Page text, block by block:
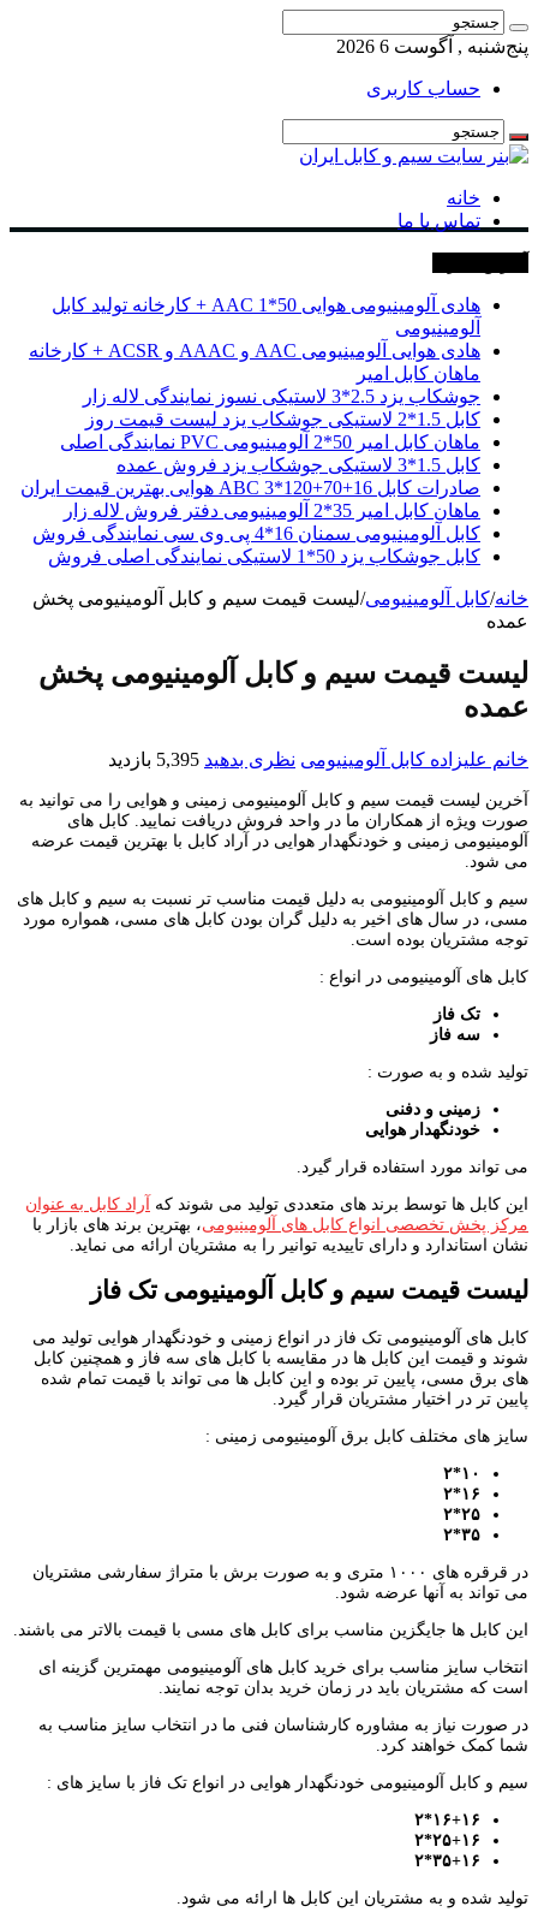
پنج‌شنبه , آگوست 6 2026
حساب کاربری
خانه
تماس با ما
هادی آلومینیومی هوایی 50*1 AAC + کارخانه تولید کابل
آلومینیومی
هادی هوایی آلومینیومی AAC و AAAC و ACSR + کارخانه
ماهان کابل امیر
جوشکاب یزد 2.5*3 لاستیکی نسوز نمایندگی لاله زار
کابل 1.5*2 لاستیکی جوشکاب یزد لیست قیمت روز
ماهان کابل امیر 50*2 آلومینیومی PVC نمایندگی اصلی
کابل 1.5*3 لاستیکی جوشکاب یزد فروش عمده
صادرات کابل 16+70+120*3 ABC هوایی بهترین قیمت ایران
ماهان کابل امیر 35*2 آلومینیومی دفتر فروش لاله زار
کابل آلومینیومی سمنان 16*4 پی وی سی نمایندگی فروش
کابل جوشکاب یزد 50*1 لاستیکی نمایندگی اصلی فروش
خانه/کابل آلومینیومی/لیست قیمت سیم و کابل آلومینیومی پخش
عمده
لیست قیمت سیم و کابل آلومینیومی پخش
عمده
خانم علیزاده کابل آلومینیومی نظری بدهید 5,395 بازدید
آخرین لیست قیمت سیم و کابل آلومینیومی زمینی و هوایی را می توانید به
صورت ویژه از همکاران ما در واحد فروش دریافت نمایید. کابل های
آلومینیومی زمینی و خودنگهدار هوایی در آراد کابل با بهترین قیمت عرضه
می شود.
سیم و کابل آلومینیومی به دلیل قیمت مناسب تر نسبت به سیم و کابل های
مسی، در سال های اخیر به دلیل گران بودن کابل های مسی، همواره مورد
توجه مشتریان بوده است.
کابل های آلومینیومی در انواع :
تک فاز
سه فاز
تولید شده و به صورت :
زمینی و دفنی
خودنگهدار هوایی
می تواند مورد استفاده قرار گیرد.
این کابل ها توسط برند های متعددی تولید می شوند که
آراد کابل به عنوان
مرکز پخش تخصصی انواع کابل های آلومینیومی، بهترین برند های بازار با
نشان استاندارد و دارای تاییدیه توانیر را به مشتریان ارائه می نماید.
لیست قیمت سیم و کابل آلومینیومی تک فاز
کابل های آلومینیومی تک فاز در انواع زمینی و خودنگهدار هوایی تولید می
شوند و قیمت این کابل ها در مقایسه با کابل های سه فاز و همچنین کابل
های برق مسی، پایین تر بوده و این کابل ها می تواند با قیمت تمام شده
پایین تر در اختیار مشتریان قرار گیرد.
سایز های مختلف کابل برق آلومینیومی زمینی :
۱۰*۲
۱۶*۲
۲۵*۲
۳۵*۲
در قرقره های ۱۰۰۰ متری و به صورت برش با متراژ سفارشی مشتریان
می تواند به آنها عرضه شود.
این کابل ها جایگزین مناسب برای کابل های مسی با قیمت بالاتر می باشند.
انتخاب سایز مناسب برای خرید کابل های آلومینیومی مهمترین گزینه ای
است که مشتریان باید در زمان خرید بدان توجه نمایند.
در صورت نیاز به مشاوره کارشناسان فنی ما در انتخاب سایز مناسب به
شما کمک خواهند کرد.
سیم و کابل آلومینیومی خودنگهدار هوایی در انواع تک فاز با سایز های :
۱۶+۱۶*۲
۲۵+۱۶*۲
۳۵+۱۶*۲
تولید شده و به مشتریان این کابل ها ارائه می شود.